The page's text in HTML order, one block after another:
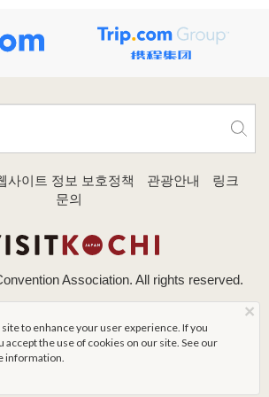
사이트 정보 보호정책 관광안내
링크
문의
Association. All rights reserved.
×
to enhance your user experience. If you
accept the use of cookies on our site. See our
information.